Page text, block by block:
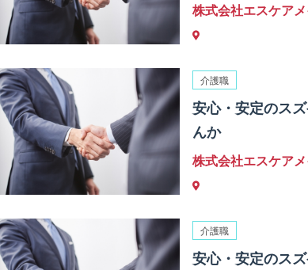
株式会社エスケアメ
介護職
安心・安定のス
んか
株式会社エスケアメ
介護職
安心・安定のス